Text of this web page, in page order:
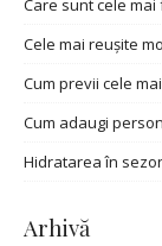
Care sunt cele
Cele mai reușite
Cum previi cele
Cum adaugi
Hidratarea în
Arhivă